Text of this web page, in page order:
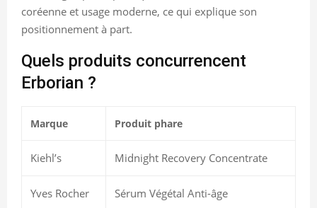
coréenne et usage moderne, ce qui explique son
positionnement à part.
Quels produits concurrencent
Erborian ?
Marque Produit phare
Kiehl’s Midnight Recovery Concentrate
Yves Rocher Sérum Végétal Anti-âge